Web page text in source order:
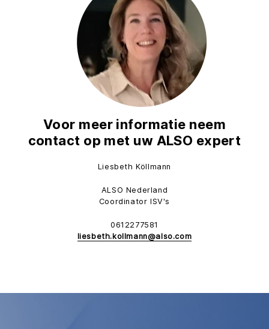
Voor meer informatie neem
contact op met uw ALSO expert
Liesbeth Köllmann
ALSO Nederland
Coordinator ISV's
0612277581
liesbeth.kollmann@also.com